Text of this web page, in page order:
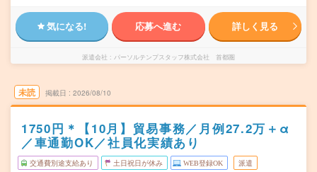
気になる! 応募へ進む 詳しく見る
派遣会社 パーソルテンプスタッフ株式会社 首都圏
未読 掲載日 2026/08/10
1750円＊【10月】貿易事務／月例27.2万＋α
／車通勤OK／社員化実績あり
交通費別途支給あり 土日祝日が休み WEB登録OK 派遣